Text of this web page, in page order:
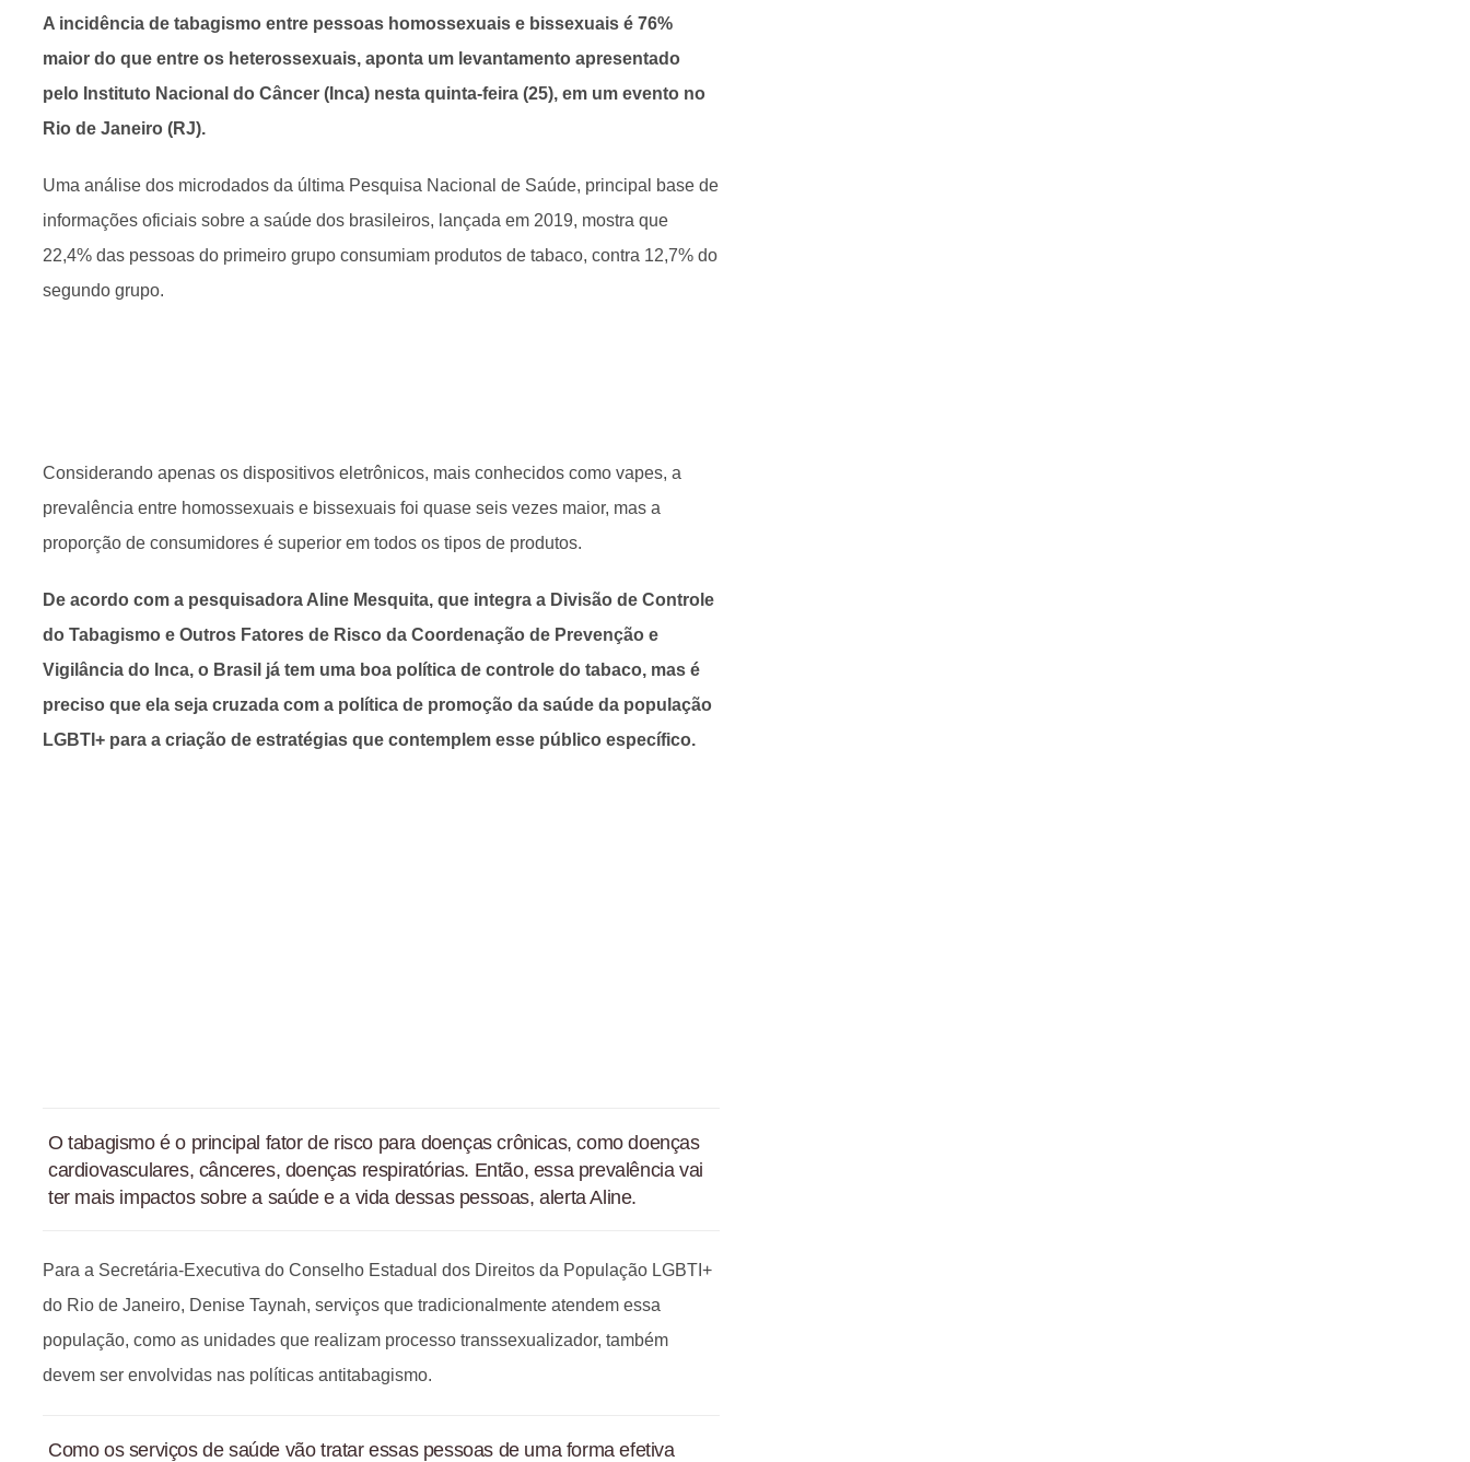
A incidência de tabagismo entre pessoas homossexuais e bissexuais é 76%
maior do que entre os heterossexuais, aponta um levantamento apresentado
pelo Instituto Nacional do Câncer (Inca) nesta quinta-feira (25), em um evento no
Rio de Janeiro (RJ).
Uma análise dos microdados da última Pesquisa Nacional de Saúde, principal base de
informações oficiais sobre a saúde dos brasileiros, lançada em 2019, mostra que
22,4% das pessoas do primeiro grupo consumiam produtos de tabaco, contra 12,7% do
segundo grupo.
Considerando apenas os dispositivos eletrônicos, mais conhecidos como vapes, a
prevalência entre homossexuais e bissexuais foi quase seis vezes maior, mas a
proporção de consumidores é superior em todos os tipos de produtos.
De acordo com a pesquisadora Aline Mesquita, que integra a Divisão de Controle
do Tabagismo e Outros Fatores de Risco da Coordenação de Prevenção e
Vigilância do Inca, o Brasil já tem uma boa política de controle do tabaco, mas é
preciso que ela seja cruzada com a política de promoção da saúde da população
LGBTI+ para a criação de estratégias que contemplem esse público específico.
O tabagismo é o principal fator de risco para doenças crônicas, como doenças
cardiovasculares, cânceres, doenças respiratórias. Então, essa prevalência vai
ter mais impactos sobre a saúde e a vida dessas pessoas, alerta Aline.
Para a Secretária-Executiva do Conselho Estadual dos Direitos da População LGBTI+
do Rio de Janeiro, Denise Taynah, serviços que tradicionalmente atendem essa
população, como as unidades que realizam processo transsexualizador, também
devem ser envolvidas nas políticas antitabagismo.
Como os serviços de saúde vão tratar essas pessoas de uma forma efetiva